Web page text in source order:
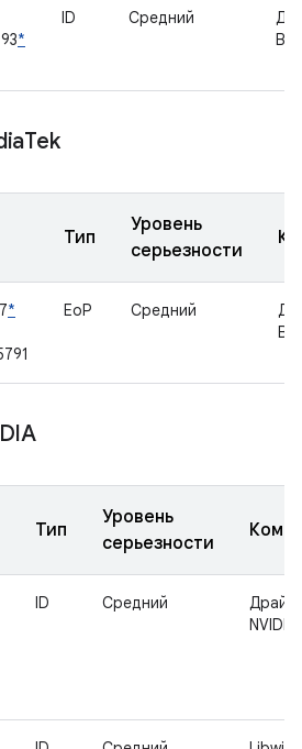
*
ID Средний
Tek
Тип
Уровень
серьезности
*
EoP Средний
Тип
Уровень
серьезности
ID Средний
NVIDIA